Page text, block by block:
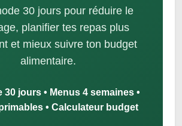
30 jours pour réduire le
planifier tes repas plus
et mieux suivre ton budget
alimentaire.
30 jours • Menus 4 semaines •
• Calculateur budget